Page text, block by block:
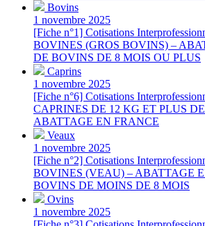
Bovins
1 novembre 2025
[Fiche n°1] Cotisations
BOVINES (GROS BOVINS) –
DE BOVINS DE 8 MOIS OU PLUS
Caprins
1 novembre 2025
[Fiche n°6] Cotisations
CAPRINES DE 12 KG ET PLUS
ABATTAGE EN FRANCE
Veaux
1 novembre 2025
[Fiche n°2] Cotisations
BOVINES (VEAU) – ABATTAGE
BOVINS DE MOINS DE 8 MOIS
Ovins
1 novembre 2025